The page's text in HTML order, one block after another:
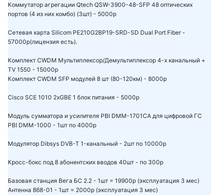
Коммутатор агрегации Qtech QSW-3900-48-SFP 48 оптических
портов (4 из них комбо) (3шт) - 5000р
Сетевая карта Silicom PE210G2BP19-SRD-SD Dual Port Fiber -
57000р(лицензия есть).
Комплект CWDM Мультиплексор/Демультиплексор 4-х канальный +
TV 1550 - 15000р
Комплект CWDM SFP модулей 8 шт (80-120км) - 8000р
Cisco SCE 1010 2xGBE 1 блок питания - 5000р
Модуль сумматора и усилителя PBI DMM-1701CA для цифровой ГС
PBI DMM-1000 - 1шт по 4000р
Модулятор Dibsys DVB-T 1-канальный - 2шт по 10000р
Кросс-бокс под 8 абонентских вводов 40шт - по 300р
Базовая станция Вега БС 2.2 - 1шт = 19900р (эксплуатация 3 мес)
Антенна 868-01 - 1шт = 2000р (эксплуатация 3 мес)